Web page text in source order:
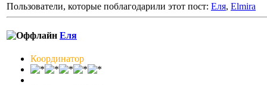
Пользователи, которые поблагодарили этот пост: Еля, Elmira
Еля
Координатор